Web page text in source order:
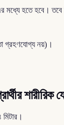
মধ্যে হতে হবে।
গ্রহণযোগ্য নয়)।
শারীরিক